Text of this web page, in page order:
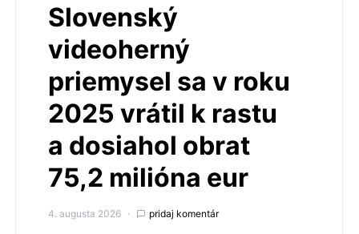
Slovenský
videoherný
priemysel sa v roku
2025 vrátil k rastu
a dosiahol obrat
75,2 milióna eur
4. augusta 2026 pridaj komentár